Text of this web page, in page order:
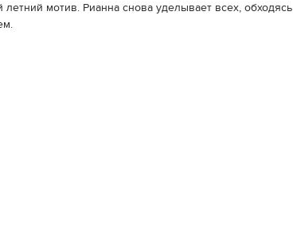
мотив. Рианна снова уделывает всех, обходясь